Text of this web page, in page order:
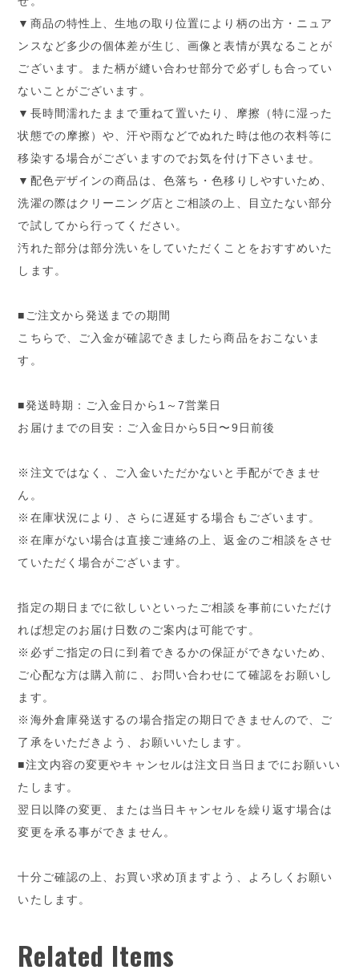
▼商品の特性上、生地の取り位置により柄の出方・ニュア
ンスなど多少の個体差が生じ、画像と表情が異なることが
ございます。また柄が縫い合わせ部分で必ずしも合ってい
ないことがございます。
▼長時間濡れたままで重ねて置いたり、摩擦（特に湿った
状態での摩擦）や、汗や雨などでぬれた時は他の衣料等に
移染する場合がございますのでお気を付け下さいませ。
▼配色デザインの商品は、色落ち・色移りしやすいため、
洗濯の際はクリーニング店とご相談の上、目立たない部分
で試してから行ってください。
汚れた部分は部分洗いをしていただくことをおすすめいた
します。
■ご注文から発送までの期間
こちらで、ご入金が確認できましたら商品をおこないま
す。
■発送時期：ご入金日から1～7営業日
お届けまでの目安：ご入金日から5日〜9日前後
※注文ではなく、ご入金いただかないと手配ができませ
ん。
※在庫状況により、さらに遅延する場合もございます。
※在庫がない場合は直接ご連絡の上、返金のご相談をさせ
ていただく場合がございます。
指定の期日までに欲しいといったご相談を事前にいただけ
れば想定のお届け日数のご案内は可能です。
※必ずご指定の日に到着できるかの保証ができないため、
ご心配な方は購入前に、お問い合わせにて確認をお願いし
ます。
※海外倉庫発送するの場合指定の期日できませんので、ご
了承をいただきよう、お願いいたします。
■注文内容の変更やキャンセルは注文日当日までにお願いい
たします。
翌日以降の変更、または当日キャンセルを繰り返す場合は
変更を承る事ができません。
十分ご確認の上、お買い求め頂ますよう、よろしくお願い
いたします。
Related Items